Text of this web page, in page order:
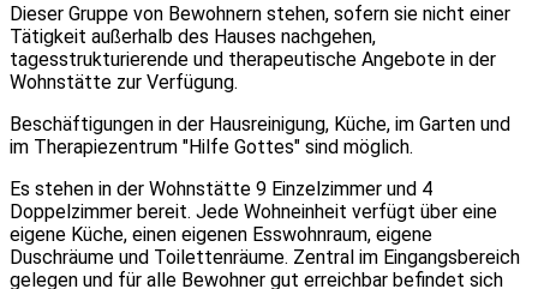
Dieser Gruppe von Bewohnern stehen, sofern sie nicht einer
Tätigkeit außerhalb des Hauses nachgehen,
tagesstrukturierende und therapeutische Angebote in der
Wohnstätte zur Verfügung.
Beschäftigungen in der Hausreinigung, Küche, im Garten und
im Therapiezentrum "Hilfe Gottes" sind möglich.
Es stehen in der Wohnstätte 9 Einzelzimmer und 4
Doppelzimmer bereit. Jede Wohneinheit verfügt über eine
eigene Küche, einen eigenen Esswohnraum, eigene
Duschräume und Toilettenräume. Zentral im Eingangsbereich
gelegen und für alle Bewohner gut erreichbar befindet sich